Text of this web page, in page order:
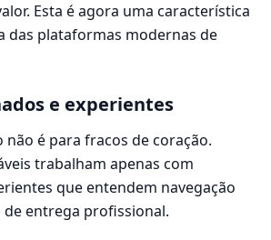
Esta é agora uma característica
das plataformas modernas de
e experientes
não é para fracos de coração.
trabalham apenas com
que entendem navegação
entrega profissional.